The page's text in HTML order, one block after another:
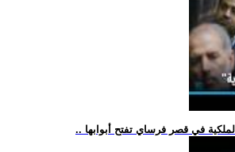
الملكية في قصر فرساي تفتح أبوابها